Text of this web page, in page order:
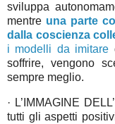
sviluppa
mentre una parte
dalla coscienza
i modelli da imitare
soffrire, vengono
sempre meglio.
· L’IMMAGINE
tutti gli aspetti